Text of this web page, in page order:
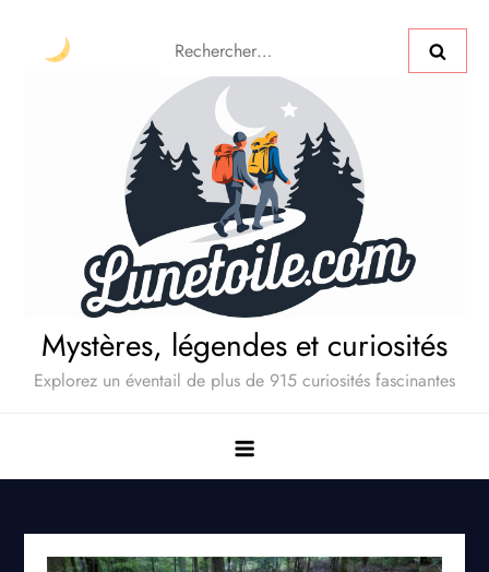
Mystères, légendes et curiosités
Explorez un éventail de plus de 915 curiosités fascinantes